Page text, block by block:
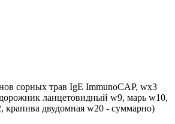
сорных трав IgE ImmunoCAP, wx3
ланцетовидный w9, марь w10,
крапива двудомная w20 - суммарно)